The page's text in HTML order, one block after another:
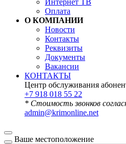
Интернет ТВ
Оплата
О КОМПАНИИ
Новости
Контакты
Реквизиты
Документы
Вакансии
КОНТАКТЫ
Центр обслуживания
+7 918 018 55 22
* Стоимость звонков
admin@krimonline.net
Ваше местоположение